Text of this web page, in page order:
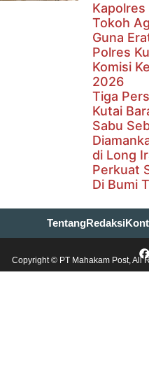
Kapolres
Tokoh
Guna
Polres
Komisi
2026
Tiga
Kutai
Sabu
di Long
Perkuat
Di Bumi
TentangRedaksi
Copyright © PT Mahakam Post, All